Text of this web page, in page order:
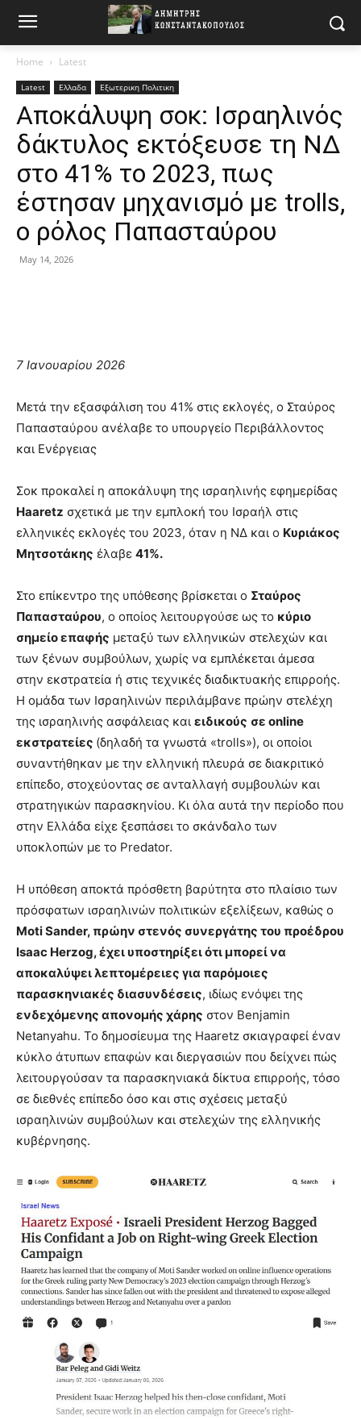
Home Latest
Latest Ελλαδα Εξωτερικη Πολιτικη
Αποκάλυψη σοκ: Ισραηλινός
δάκτυλος εκτόξευσε τη ΝΔ
στο 41% το 2023, πως
έστησαν μηχανισμό με trolls,
ο ρόλος Παπασταύρου
May 14, 2026
7 Ιανουαρίου 2026
Μετά την εξασφάλιση του 41% στις εκλογές, ο Σταύρος
Παπασταύρου ανέλαβε το υπουργείο Περιβάλλοντος
και Ενέργειας
Σοκ προκαλεί η αποκάλυψη της ισραηλινής εφημερίδας
Haaretz σχετικά με την εμπλοκή του Ισραήλ στις
ελληνικές εκλογές του 2023, όταν η ΝΔ και ο Κυριάκος
Μητσοτάκης έλαβε 41%.
Στο επίκεντρο της υπόθεσης βρίσκεται ο Σταύρος
Παπασταύρου, ο οποίος λειτουργούσε ως το κύριο
σημείο επαφής μεταξύ των ελληνικών στελεχών και
των ξένων συμβούλων, χωρίς να εμπλέκεται άμεσα
στην εκστρατεία ή στις τεχνικές διαδικτυακής επιρροής.
Η ομάδα των Ισραηλινών περιλάμβανε πρώην στελέχη
της ισραηλινής ασφάλειας και ειδικούς σε online
εκστρατείες (δηλαδή τα γνωστά «trolls»), οι οποίοι
συναντήθηκαν με την ελληνική πλευρά σε διακριτικό
επίπεδο, στοχεύοντας σε ανταλλαγή συμβουλών και
στρατηγικών παρασκηνίου. Κι όλα αυτά την περίοδο που
στην Ελλάδα είχε ξεσπάσει το σκάνδαλο των
υποκλοπών με το Predator.
Η υπόθεση αποκτά πρόσθετη βαρύτητα στο πλαίσιο των
πρόσφατων ισραηλινών πολιτικών εξελίξεων, καθώς ο
Moti Sander, πρώην στενός συνεργάτης του προέδρου
Isaac Herzog, έχει υποστηρίξει ότι μπορεί να
αποκαλύψει λεπτομέρειες για παρόμοιες
παρασκηνιακές διασυνδέσεις, ιδίως ενόψει της
ενδεχόμενης απονομής χάρης στον Benjamin
Netanyahu. Το δημοσίευμα της Haaretz σκιαγραφεί έναν
κύκλο άτυπων επαφών και διεργασιών που δείχνει πώς
λειτουργούσαν τα παρασκηνιακά δίκτυα επιρροής, τόσο
σε διεθνές επίπεδο όσο και στις σχέσεις μεταξύ
ισραηλινών συμβούλων και στελεχών της ελληνικής
κυβέρνησης.